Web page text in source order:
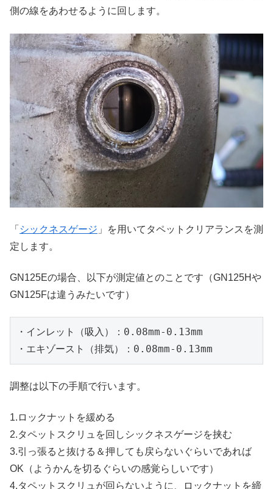
側の線をあわせるように回します。
「 シックネスゲージ 」を用いてタペットクリアランスを測
定します。
GN125Eの場合、以下が測定値とのことです（GN125Hや
GN125Fは違うみたいです）
・インレット（吸入）：0.08mm-0.13mm
・エキゾースト（排気）：0.08mm-0.13mm
調整は以下の手順で行います。
1.ロックナットを緩める
2.タペットスクリュを回しシックネスゲージを挟む
3.引っ張ると抜ける＆押しても戻らないぐらいであれば
OK（ようかんを切るぐらいの感覚らしいです）
4.タペットスクリュが回らないように、ロックナットを締